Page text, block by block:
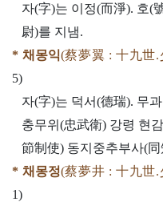
자(字)는 이정(而淨). 호(
尉)를 지냄.
* 채몽익(蔡夢翼 : 十九世.
5)
자(字)는 덕서(德瑞). 무
충무위(忠武衛) 강령 현
節制使) 동지중추부사(
* 채몽정(蔡夢井 : 十九世.
1)